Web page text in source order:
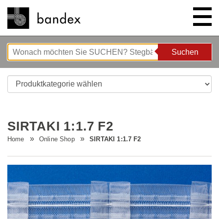
ONLINE SHOP
HIGHLIGHTS
Neue Innovationen
Wave System L'ONDA
Unternehmen
Firmenrundgang
ANLEITUNGEN/TIPPS & TRICKS
Nähanleitung
STELLENANGEBOTE
Suchen
Suchen
SIRTAKI 1:1.7 F2
Home Online Shop SIRTAKI 1:1.7 F2